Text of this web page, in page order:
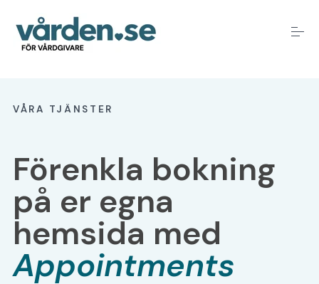
Hjälp & guider
Logga in
VÅRA TJÄNSTER
Förenkla bokning
på er egna
hemsida med
Appointments